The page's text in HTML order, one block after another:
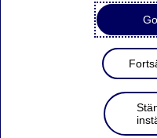
Nordea Bank
av egna aktier
25.11.2021